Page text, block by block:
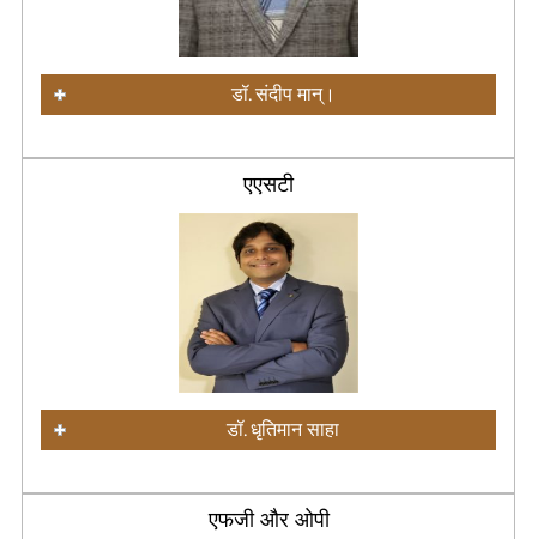
डॉ. संदीप मान्।
एएसटी
डॉ. धृतिमान साहा
एफजी और ओपी